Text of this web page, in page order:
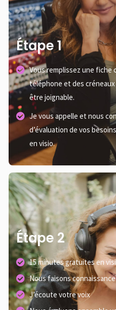
Étape 1
Vous remplissez une fiche
téléphone et des
être joignable.
Je vous appelle et nous
d’évaluation de vos
en visio.
Étape 2
15 minutes gratuites en
Nous faisons connaissance
J’écoute votre voix